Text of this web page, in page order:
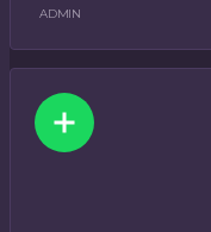
ADMIN